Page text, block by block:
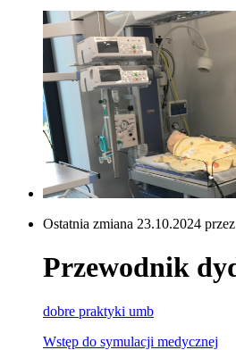
Ostatnia zmiana 23.10.2024
Przewodnik
dobre praktyki umb
Wstęp do symulacji medycznej